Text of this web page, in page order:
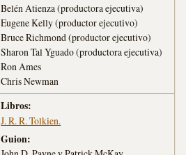
Belén Atienza (productora ejecutiva)
Eugene Kelly (productor ejecutivo)
Bruce Richmond (productor ejecutivo)
Sharon Tal Yguado (productora ejecutiva)
Ron Ames
Chris Newman
Libros:
J. R. R. Tolkien.
Guion: